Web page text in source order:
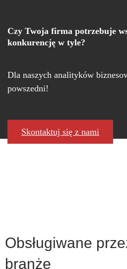
Czy Twoja firma potrzebuje
konkurencję w tyle?
Dla naszych analityków
powszedni!
Skontaktuj się z nami
Obsługiwane
branże